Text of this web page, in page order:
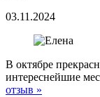
03.11.2024
В октябре
интереснейшие
отзыв »